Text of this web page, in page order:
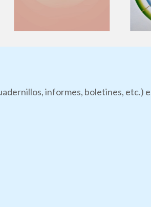
informes, boletines, etc.)